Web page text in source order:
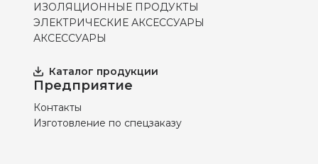
ИЗОЛЯЦИОННЫЕ ПРОДУКТЫ
ЭЛЕКТРИЧЕСКИЕ АКСЕССУАРЫ
АКСЕССУАРЫ
Каталог продукции
Предприятие
Контакты
Изготовление по спецзаказу